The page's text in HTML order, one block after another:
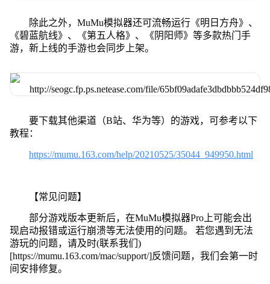
除此之外，MuMu模拟器还可流畅运行《明日方舟》、
《碧蓝航线》、《第五人格》、《阴阳师》等多款热门手
游，新上线的手游也会同步上架。
要下载其他渠道（B站、华为等）的游戏，可参考以下
教程：
https://mumu.163.com/help/20210525/35044_949950.html
【常见问题】
部分游戏版本更新后，在MuMu模拟器Pro上可能会出
现启动报错或运行崩溃等无法使用的问题。 若您遇到无法
游玩的问题，请及时(联系我们)
[https://mumu.163.com/mac/support/]反馈问题，我们会第一时
间安排修复。